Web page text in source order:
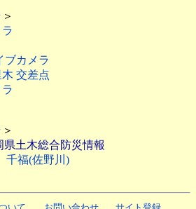
ブカメラ
交差点
県土木総合防災情報
千福(佐野川)